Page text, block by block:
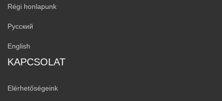
Régi honlapunk
Русский
English
KAPCSOLAT
Elérhetőségeink